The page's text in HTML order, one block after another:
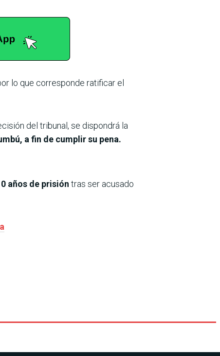
lo que corresponde ratificar el
del tribunal, se dispondrá la
a fin de cumplir su pena.
años de prisión tras ser acusado